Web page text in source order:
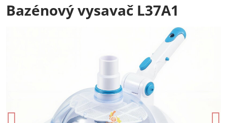
Bazénový vysavač L37A1